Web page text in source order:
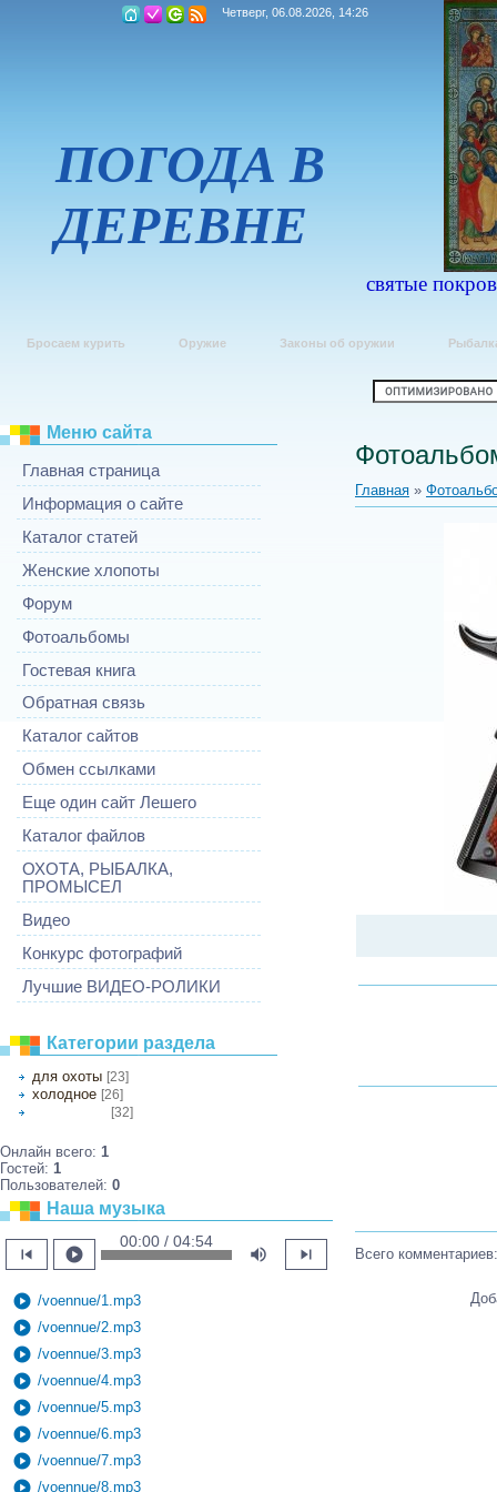
Четверг, 06.08.2026, 14:26
ПОГОДА В
ДЕРЕВНЕ
святые
Бросаем курить Оружие Законы об оружии
Меню сайта
Главная страница
Информация о сайте
Каталог статей
Женские хлопоты
Форум
Фотоальбомы
Гостевая книга
Обратная связь
Каталог сайтов
Обмен ссылками
Еще один сайт Лешего
Каталог файлов
ОХОТА, РЫБАЛКА,
ПРОМЫСЕЛ
Видео
Конкурс фотографий
Лучшие ВИДЕО-РОЛИКИ
Категории раздела
для охоты [23]
холодное [26]
[32]
Онлайн всего: 1
Гостей: 1
Пользователей: 0
Наша музыка
skip_previous play_circle
00:00 / 04:54
volume_up skip_next
play_circle /voennue/1.mp3
play_circle /voennue/2.mp3
play_circle /voennue/3.mp3
play_circle /voennue/4.mp3
play_circle /voennue/5.mp3
play_circle /voennue/6.mp3
play_circle /voennue/7.mp3
play_circle /voennue/8.mp3
Главная »
Всего комментариев